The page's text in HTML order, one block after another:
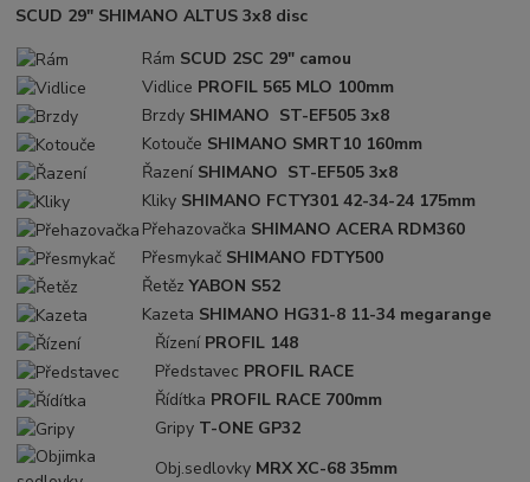
SCUD 29" SHIMANO ALTUS 3x8 disc
Rám SCUD 2SC 29" camou
Vidlice PROFIL 565 MLO 100mm
Brzdy SHIMANO ST-EF505 3x8
Kotouče SHIMANO SMRT10 160mm
Řazení SHIMANO ST-EF505 3x8
Kliky SHIMANO FCTY301 42-34-24 175mm
Přehazovačka SHIMANO ACERA RDM360
Přesmykač SHIMANO FDTY500
Řetěz YABON S52
Kazeta SHIMANO HG31-8 11-34 megarange
Řízení PROFIL 148
Představec PROFIL RACE
Řídítka PROFIL RACE 700mm
Gripy T-ONE GP32
Obj.sedlovky MRX XC-68 35mm